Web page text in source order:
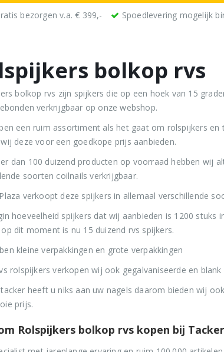
bezorgen v.a. € 399,- Spoedlevering mogelijk
bolkop rvs
bolkop rvs zijn spijkers die op een hoek van 15
verkrijgbaar op onze webshop.
een ruim assortiment als het gaat om rolspijkers
deze voor een goedkope prijs aanbieden.
dan 100 duizend producten op voorraad hebben wij
soorten coilnails verkrijgbaar.
verkoopt deze spijkers in allemaal verschillende
hoeveelheid spijkers dat wij aanbieden is 1200
dit moment is nu 15 duizend rvs spijkers.
kleine verpakkingen en grote verpakkingen
rolspijkers verkopen wij ook gegalvaniseerde en blank
heeft u niks aan uw nagels daarom bieden wij
prijs.
Rolspijkers bolkop rvs kopen bij
Stripnagels rondkop 4.2x160mm blank 21° 1250 stuks
0out of 5
€116,75
(€141,27incl. BTW)
€88,35
0out of 5
€680,00
prijs
€599,50
prijs
is:
(€ 725,40incl. BTW)
Oorspronkelijke